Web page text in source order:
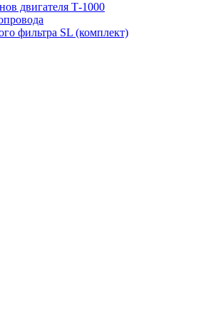
двигателя Т-1000
фильтра SL (комплект)